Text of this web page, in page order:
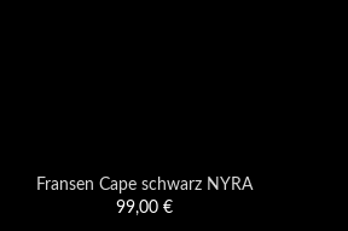
Fransen Cape schwarz NYRA
99,00 €